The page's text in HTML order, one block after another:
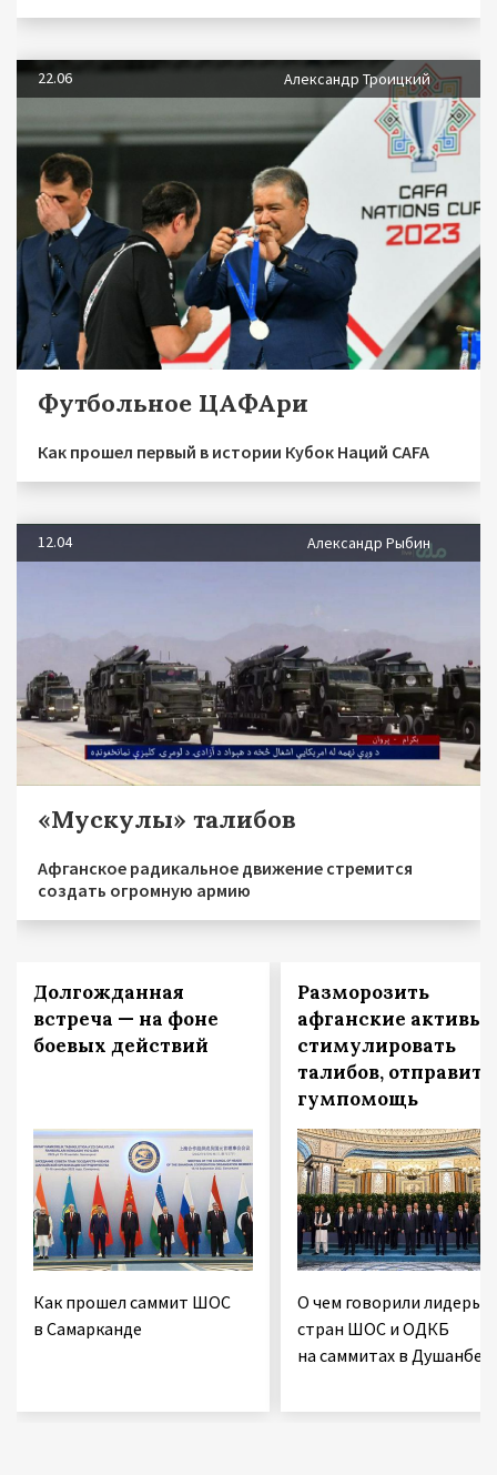
22.06 Александр Троицкий
Футбольное ЦАФАри
Как прошел первый в истории Кубок Наций CAFA
12.04 Александр Рыбин
«Мускулы» талибов
Афганское радикальное движение стремится
создать огромную армию
Долгожданная
встреча — на фоне
боевых действий
Как прошел саммит ШОС
в Самарканде
Разморозить
афганские активы,
стимулировать
талибов, отправить
гумпомощь
О чем говорили лидеры
стран ШОС и ОДКБ
на саммитах в Душанбе